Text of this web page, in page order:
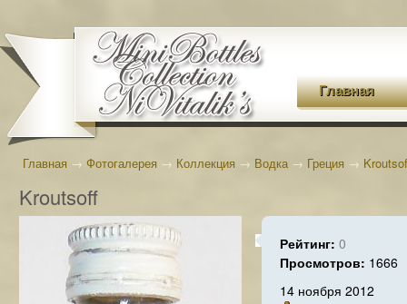
Главная
Главная → Фотогалерея → Коллекция → Водка→ Греция →
Kroutsoff
Рейтинг: 0
Просмотров: 1666
14 ноября 2012